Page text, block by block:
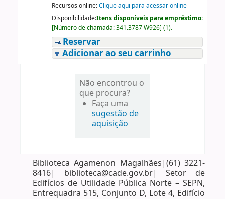
Recursos online:Clique aqui para acessar online
Disponibilidade:Itens disponíveis para empréstimo:
[Número de chamada:341.3787 W926] (1).
Reservar
Adicionar ao seu carrinho
Não encontrou o
que procura?
Faça uma
sugestão de
aquisição
Biblioteca Agamenon Magalhães|(61) 3221-
8416| biblioteca@cade.gov.br| Setor de
Edifícios de Utilidade Pública Norte – SEPN,
Entrequadra 515, Conjunto D, Lote 4, Edifício